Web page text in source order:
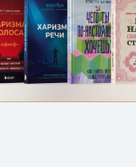
Наручные
Умные кольца
Фитнес-
Ремешки для